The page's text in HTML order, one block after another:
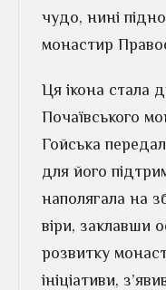
чудо, нині
монастир
Ця ікона стала
Почаївського
Гойська
для його
наполягала на
віри, заклавши
розвитку
ініціативи,